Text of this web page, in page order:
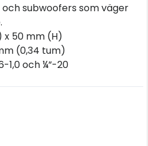
subwoofers som väger
x 50 mm (H)
(0,34 tum)
1,0 och ¼”-20